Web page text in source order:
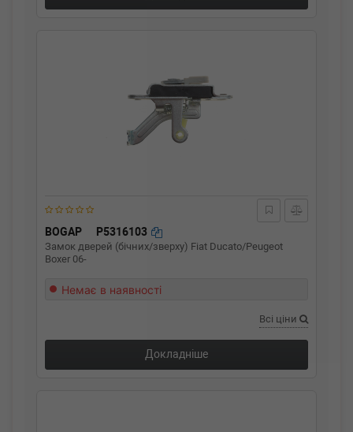
BOGAP P5316103
Замок дверей (бічних/зверху) Fiat Ducato/Peugeot
Boxer 06-
Немає в наявності
Всі ціни
Докладніше